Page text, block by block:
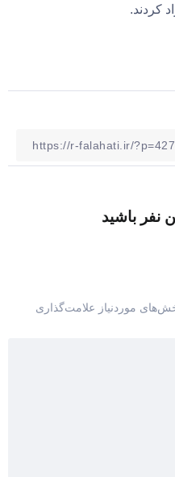
کردند.
نفر باشید
موردنیاز علامت‌گذاری